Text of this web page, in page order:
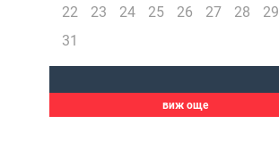
22
23 24 25 26 27 28 29
31
виж още